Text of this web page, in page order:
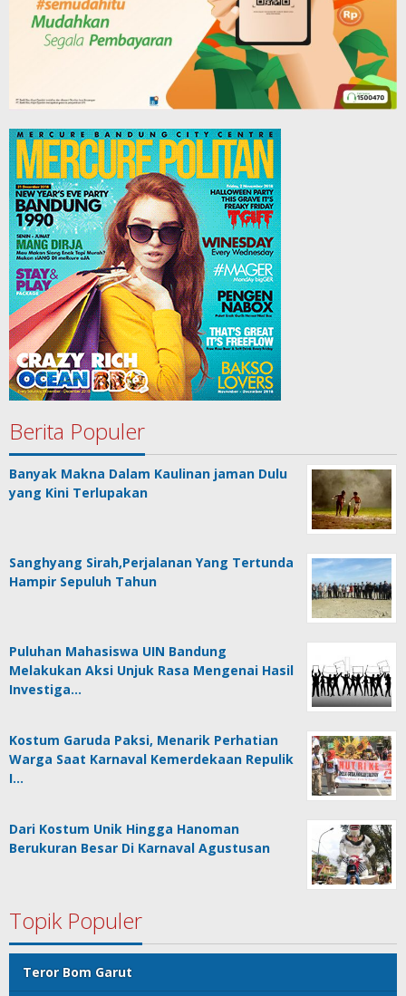
Berita Populer
Banyak Makna Dalam Kaulinan jaman Dulu
yang Kini Terlupakan
Sanghyang Sirah,Perjalanan Yang Tertunda
Hampir Sepuluh Tahun
Puluhan Mahasiswa UIN Bandung
Melakukan Aksi Unjuk Rasa Mengenai Hasil
Investiga…
Kostum Garuda Paksi, Menarik Perhatian
Warga Saat Karnaval Kemerdekaan Repulik
I…
Dari Kostum Unik Hingga Hanoman
Berukuran Besar Di Karnaval Agustusan
Topik Populer
Teror Bom Garut